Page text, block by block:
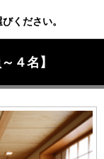
ください。
４名】